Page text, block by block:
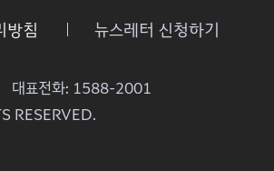
방침 뉴스레터 신청하기
대표전화: 1588-2001
RESERVED.